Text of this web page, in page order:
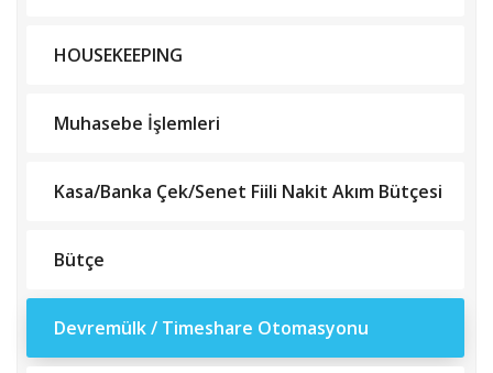
HOUSEKEEPING
Muhasebe İşlemleri
Kasa/Banka Çek/Senet Fiili Nakit Akım Bütçesi
Bütçe
Devremülk / Timeshare Otomasyonu